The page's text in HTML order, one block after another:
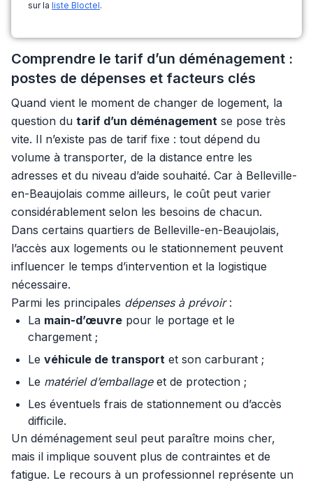
sur la liste Bloctel.
Comprendre le tarif d’un déménagement :
postes de dépenses et facteurs clés
Quand vient le moment de changer de logement, la
question du tarif d’un déménagement se pose très
vite. Il n’existe pas de tarif fixe : tout dépend du
volume à transporter, de la distance entre les
adresses et du niveau d’aide souhaité. Car à Belleville-
en-Beaujolais comme ailleurs, le coût peut varier
considérablement selon les besoins de chacun.
Dans certains quartiers de Belleville-en-Beaujolais,
l’accès aux logements ou le stationnement peuvent
influencer le temps d’intervention et la logistique
nécessaire.
Parmi les principales dépenses à prévoir:
La main-d’œuvre pour le portage et le
chargement ;
Le véhicule de transport et son carburant ;
Le matériel d’emballageet de protection ;
Les éventuels frais de stationnement ou d’accès
difficile.
Un déménagement seul peut paraître moins cher,
mais il implique souvent plus de contraintes et de
fatigue. Le recours à un professionnel représente un